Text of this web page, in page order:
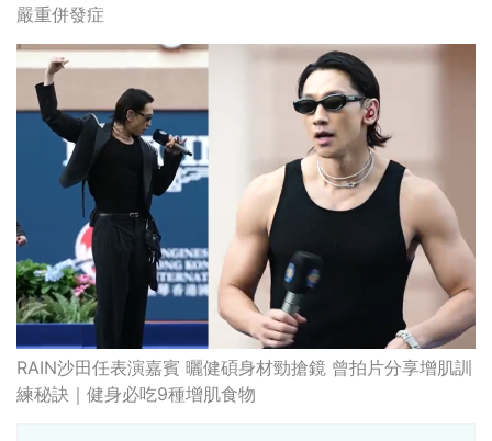
嚴重併發症
RAIN沙田任表演嘉賓 曬健碩身材勁搶鏡 曾拍片分享增肌訓
練秘訣｜健身必吃9種增肌食物